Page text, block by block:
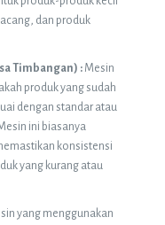
dan produk
Timbangan) : Mesin
produk yang sudah
dengan standar atau
ini biasanya
konsistensi
yang kurang atau
yang menggunakan